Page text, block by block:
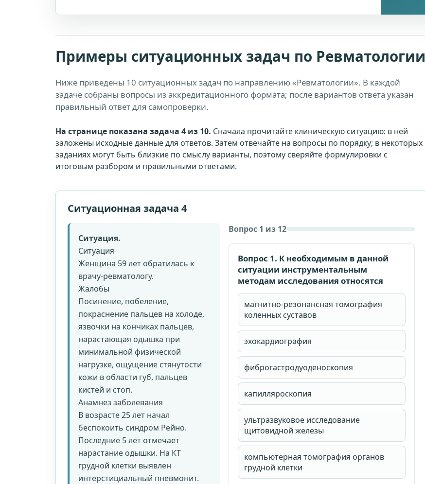
Стоимость доступа: 1999 рублей.Доступ на
90 календарных дней.
Email для личного кабинета
Принимаюпубличную оферту,правила возвратаи
условия доступа.
Согласен на обработку персональных данных и
ознакомлен ссогласиемиполитикой обработки
персональных данных.
Купить доступ
Примеры ситуационных задач по Ревматологии
Ниже приведены 10 ситуационных задач по направлению «Ревматологии». В каждой
задаче собраны вопросы из аккредитационного формата; после вариантов ответа указан
правильный ответ для самопроверки.
На странице показана задача 4 из 10. Сначала прочитайте клиническую ситуацию: в ней
заложены исходные данные для ответов. Затем отвечайте на вопросы по порядку; в некоторых
заданиях могут быть близкие по смыслу варианты, поэтому сверяйте формулировки с
итоговым разбором и правильными ответами.
Ситуационная задача 4
Ситуация.
Ситуация
Женщина 59 лет обратилась к
врачу-ревматологу.
Жалобы
Посинение, побеление,
покраснение пальцев на холоде,
язвочки на кончиках пальцев,
нарастающая одышка при
минимальной физической
нагрузке, ощущение стянутости
кожи в области губ, пальцев
кистей и стоп.
Анамнез заболевания
В возрасте 25 лет начал
беспокоить синдром Рейно.
Последние 5 лет отмечает
нарастание одышки. На КТ
грудной клетки выявлен
интерстициальный пневмонит.
Вопрос 1 из 12
Вопрос 1. К необходимым в данной
ситуации инструментальным
методам исследования относятся
магнитно-резонансная томография
коленных суставов
эхокардиография
фиброгастродуоденоскопия
капилляроскопия
ультразвуковое исследование
щитовидной железы
компьютерная томография органов
грудной клетки